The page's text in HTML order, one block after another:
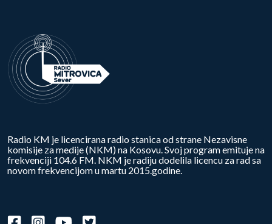
Radio KM je licencirana radio stanica od strane Nezavisne
komisije za medije (NKM) na Kosovu. Svoj program emituje na
frekvenciji 104.6 FM. NKM je radiju dodelila licencu za rad sa
novom frekvencijom u martu 2015.godine.